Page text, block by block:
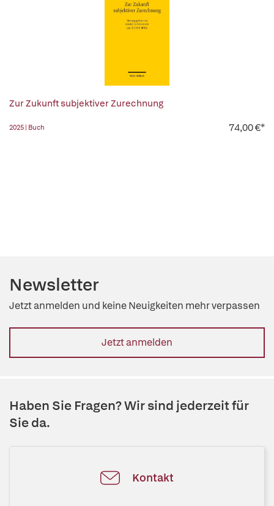
Zur Zukunft subjektiver Zurechnung
2025 | Buch 74,00 €*
Newsletter
Jetzt anmelden und keine Neuigkeiten mehr verpassen
Jetzt anmelden
Haben Sie Fragen? Wir sind jederzeit für
Sie da.
Kontakt